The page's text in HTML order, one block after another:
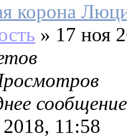
корона
» 17 ноя
сообщение
11:58